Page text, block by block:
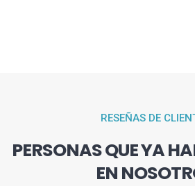
RESEÑAS DE
PERSONAS QUE YA
EN